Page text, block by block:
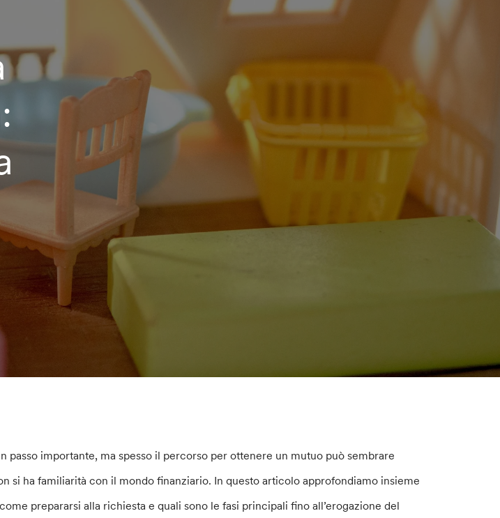
passo importante, ma spesso il percorso per ottenere un mutuo può sembrare
si ha familiarità con il mondo finanziario. In questo articolo approfondiamo insieme
prepararsi alla richiesta e quali sono le fasi principali fino all’erogazione del